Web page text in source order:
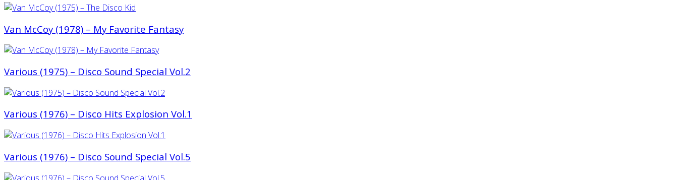
Van McCoy (1978) – My Favorite Fantasy
Various (1975) – Disco Sound Special Vol.2
Various (1976) – Disco Hits Explosion Vol.1
Various (1976) – Disco Sound Special Vol.5